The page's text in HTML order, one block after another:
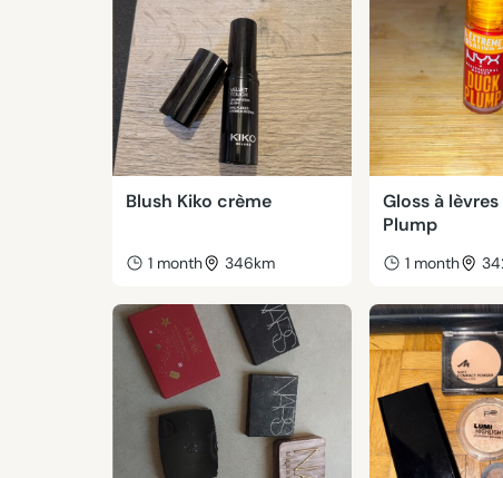
Blush Kiko crème
1 month 346km
Gloss à
Plump
1 month